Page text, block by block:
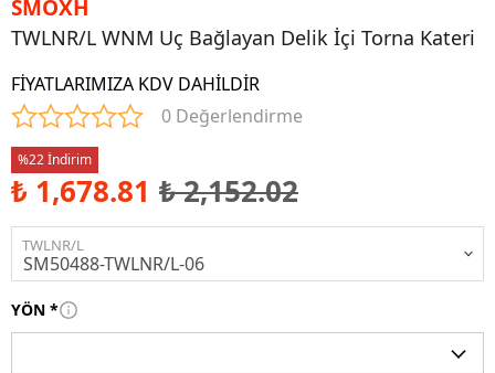
SMOXH
TWLNR/L WNM Uç Bağlayan Delik İçi Torna Kateri
FİYATLARIMIZA KDV DAHİLDİR
0 Değerlendirme
%22 İndirim
₺ 1,678.81 ₺ 2,152.02
TWLNR/L
YÖN *